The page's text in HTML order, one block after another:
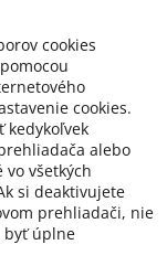
cookies
cookies.
kedykoľvek
alebo
všetkých
si deaktivujete
prehliadači, nie
byť úplne